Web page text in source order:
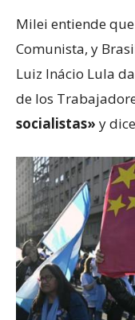
Milei entiende
Comunista, y
Luiz Inácio Lula
de los
socialistas» y